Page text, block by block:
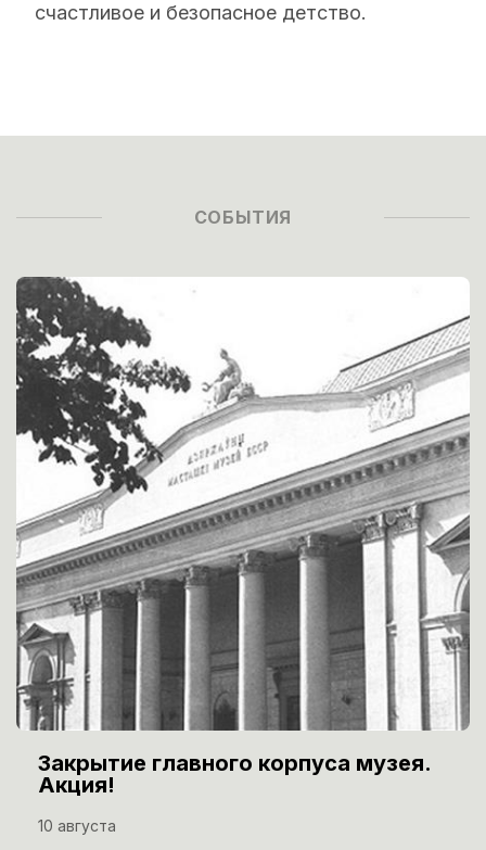
счастливое и безопасное детство.
СОБЫТИЯ
Закрытие главного корпуса музея.
Акция!
10 августа